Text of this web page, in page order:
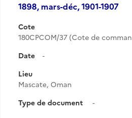
1898, mars-déc, 1901-1907
Cote
180CPCOM/37 (Cote de
Date
-
Lieu
Mascate, Oman
Type de document
-